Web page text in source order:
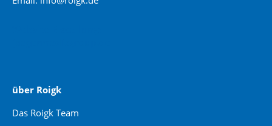
über Roigk
Das Roigk Team